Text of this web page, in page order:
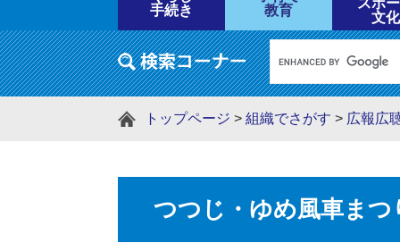
手続き
教育
スポ
文化
トップページ > 組織でさがす > 広報広
つつじ・ゆめ風車ま